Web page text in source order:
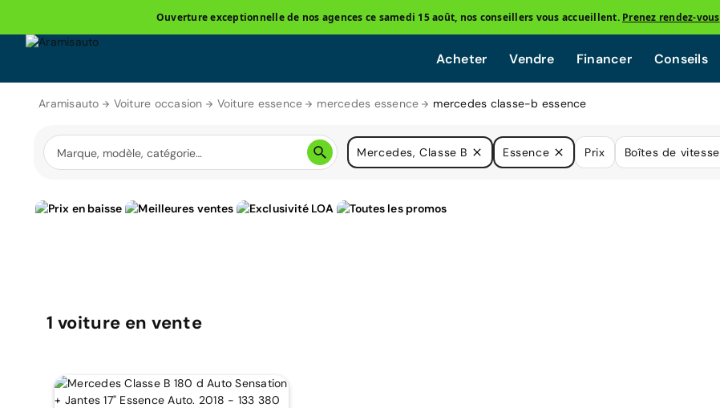
Ouverture exceptionnelle de nos agences ce samedi 15 août, nos conseillers vous accueillent. Prenez rendez-vous
Acheter Vendre Financer Conseils
Aramisauto Voiture occasion Voiture essence mercedes essence mercedes classe-b essence
Mercedes, Classe B Essence Prix Boîtes de vitesse
1 voiture en vente